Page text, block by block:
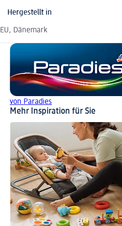
Hergestellt in
EU, Dänemark
von Paradies
Mehr Inspiration für Sie